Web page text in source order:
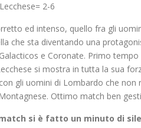
2-6
ed intenso, quello fra gli
che sta diventando una
e Coronate. Primo
si mostra in tutta la sua
gli uomini di Lombardo che
Ottimo match ben
si è fatto un minuto di